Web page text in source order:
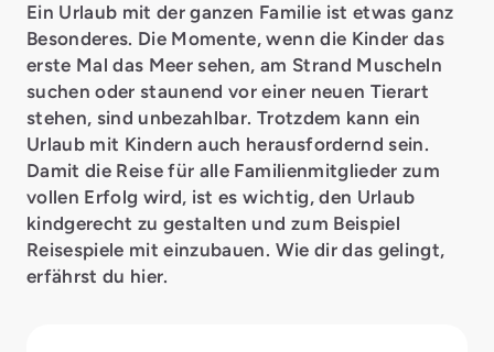
Ein Urlaub mit der ganzen Familie ist etwas ganz
Besonderes. Die Momente, wenn die Kinder das
erste Mal das Meer sehen, am Strand Muscheln
suchen oder staunend vor einer neuen Tierart
stehen, sind unbezahlbar. Trotzdem kann ein
Urlaub mit Kindern auch herausfordernd sein.
Damit die Reise für alle Familienmitglieder zum
vollen Erfolg wird, ist es wichtig, den Urlaub
kindgerecht zu gestalten und zum Beispiel
Reisespiele mit einzubauen. Wie dir das gelingt,
erfährst du hier.